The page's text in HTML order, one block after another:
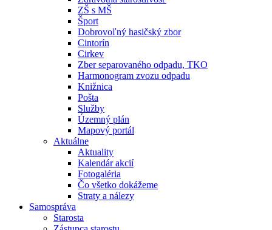
ZŠ s MŠ
Šport
Dobrovoľný hasičský zbor
Cintorín
Cirkev
Zber separovaného odpadu, TKO
Harmonogram zvozu odpadu
Knižnica
Pošta
Služby
Územný plán
Mapový portál
Aktuálne
Aktuality
Kalendár akcií
Fotogaléria
Čo všetko dokážeme
Straty a nálezy
Samospráva
Starosta